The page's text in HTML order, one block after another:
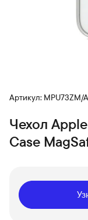
Артикул: MPU73ZM/A
Чехол
Case